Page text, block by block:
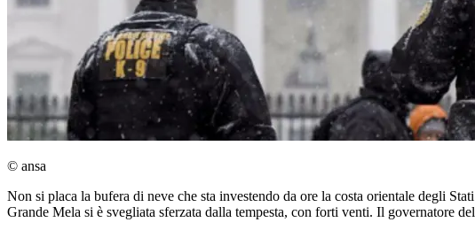
© ansa
Non si placa la bufera di neve che sta investendo da ore la costa orientale degli
Grande Mela si è svegliata sferzata dalla tempesta, con forti venti. Il governatore